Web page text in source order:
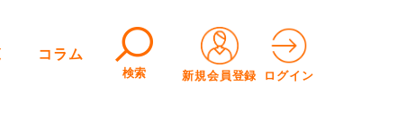
コラム
検索 新規会員登録 ログイン